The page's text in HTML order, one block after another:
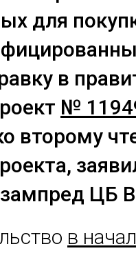
для
в
№
второму
ЦБ
в